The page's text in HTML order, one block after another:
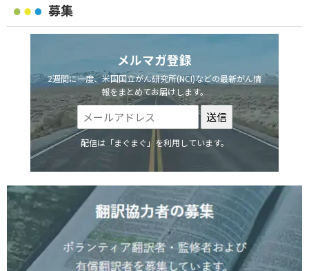
募集
メルマガ登録
2週間に一度、米国国立がん研究所(NCI)などの最新がん情
報をまとめてお届けします。
配信は「まぐまぐ」を利用しています。